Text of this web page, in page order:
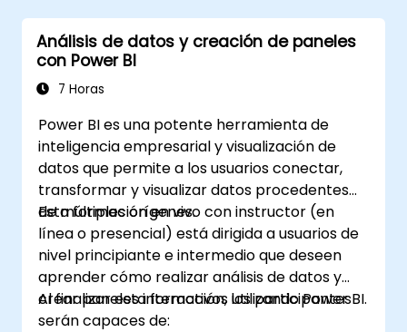
Análisis de datos y creación de paneles
con Power BI
7 Horas
Power BI es una potente herramienta de
inteligencia empresarial y visualización de
datos que permite a los usuarios conectar,
transformar y visualizar datos procedentes
de múltiples orígenes.
Esta formación en vivo con instructor (en
línea o presencial) está dirigida a usuarios de
nivel principiante e intermedio que deseen
aprender cómo realizar análisis de datos y
crear paneles interactivos utilizando Power BI.
Al finalizar esta formación, los participantes
serán capaces de: